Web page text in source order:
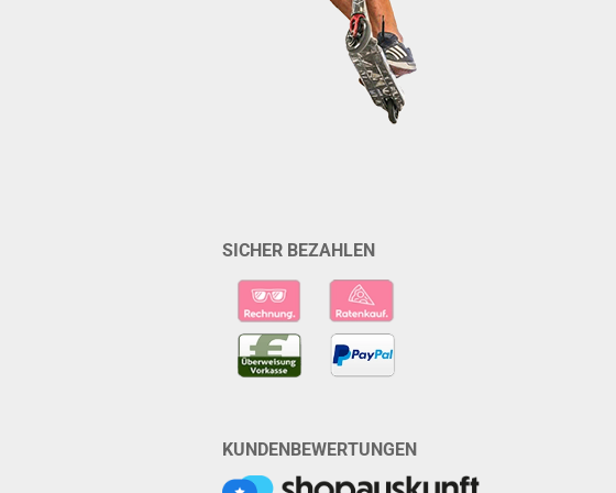
SICHER BEZAHLEN
KUNDENBEWERTUNGEN